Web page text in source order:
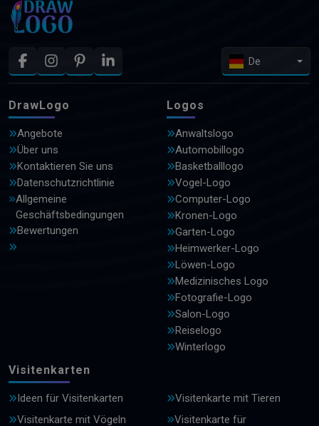
De
DrawLogo
Angebote
Über uns
Kontaktieren Sie uns
Datenschutzrichtlinie
Allgemeine
Geschäftsbedingungen
Bewertungen
Logos
Anwaltslogo
Automobillogo
Basketballlogo
Vogel-Logo
Computer-Logo
Kronen-Logo
Garten-Logo
Heimwerker-Logo
Löwen-Logo
Medizinisches Logo
Fotografie-Logo
Salon-Logo
Reiselogo
Winterlogo
Visitenkarten
Ideen für Visitenkarten
Visitenkarte mit Tieren
Visitenkarte mit Vögeln
Visitenkarte für